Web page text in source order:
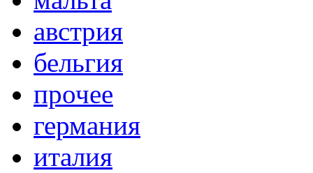
австрия
бельгия
прочее
германия
италия